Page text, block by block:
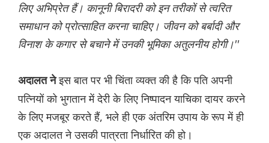
लिए अभिप्रेत हैं। कानूनी बिरादरी को इन तरीकों से त्वरित
समाधान को प्रोत्साहित करना चाहिए। जीवन को बर्बादी और
विनाश के कगार से बचाने में उनकी भूमिका अतुलनीय होगी।''
अदालत नेइस बात पर भी चिंता व्यक्त की है कि पति अपनी
पत्नियों को भुगतान में देरी के लिए निष्पादन याचिका दायर करने
के लिए मजबूर करते हैं, भले ही एक अंतरिम उपाय के रूप में ही
एक अदालत ने उसकी पात्रता निर्धारित की हो।